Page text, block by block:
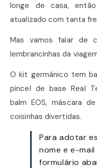
longe de casa,
atualizado com tanta
Mas vamos falar de
lembrancinhas da
O kit germânico tem
pincel de base Real
balm EOS, máscara
coisinhas divertidas.
Para adotar
nome e e-
formulário